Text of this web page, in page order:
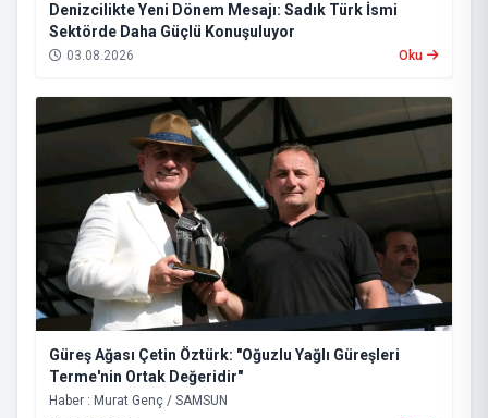
Denizcilikte Yeni Dönem Mesajı: Sadık Türk İsmi
Sektörde Daha Güçlü Konuşuluyor
03.08.2026 Oku
Güreş Ağası Çetin Öztürk: "Oğuzlu Yağlı Güreşleri
Terme'nin Ortak Değeridir"
Haber : Murat Genç / SAMSUN